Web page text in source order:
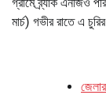
মার্চ) গভীর রাতে এ